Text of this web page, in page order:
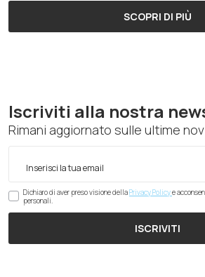
SCOPRI DI PIÙ
Iscriviti alla nostra
Rimani aggiornato sulle ultime
Dichiaro di aver preso visione dellaPrivacy Policye
personali.
ISCRIVITI